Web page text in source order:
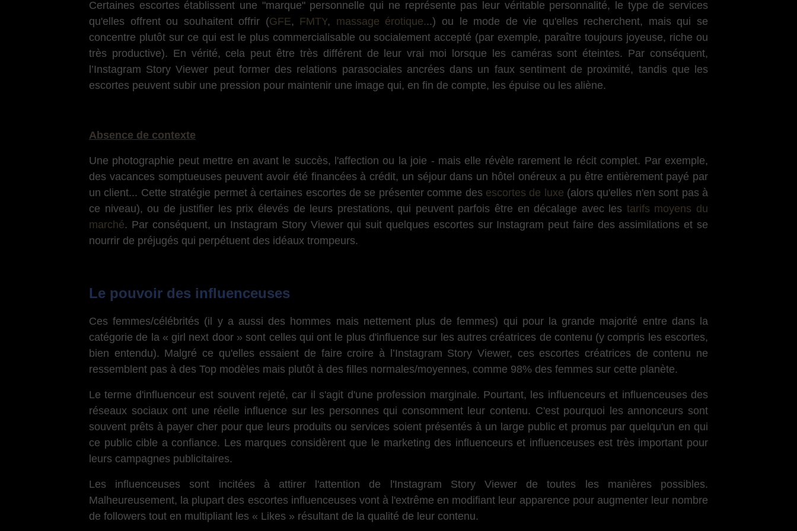
Certaines escortes établissent une "marque" personnelle qui ne représente pas leur véritable personnalité, le type de services
qu'elles offrent ou souhaitent offrir (GFE, FMTY, massage érotique...) ou le mode de vie qu'elles recherchent, mais qui se
concentre plutôt sur ce qui est le plus commercialisable ou socialement accepté (par exemple, paraître toujours joyeuse, riche ou
très productive). En vérité, cela peut être très différent de leur vrai moi lorsque les caméras sont éteintes. Par conséquent,
l’Instagram Story Viewer peut former des relations parasociales ancrées dans un faux sentiment de proximité, tandis que les
escortes peuvent subir une pression pour maintenir une image qui, en fin de compte, les épuise ou les aliène.
Absence de contexte
Une photographie peut mettre en avant le succès, l'affection ou la joie - mais elle révèle rarement le récit complet. Par exemple,
des vacances somptueuses peuvent avoir été financées à crédit, un séjour dans un hôtel onéreux a pu être entièrement payé par
un client... Cette stratégie permet à certaines escortes de se présenter comme des escortes de luxe (alors qu'elles n'en sont pas à
ce niveau), ou de justifier les prix élevés de leurs prestations, qui peuvent parfois être en décalage avec les tarifs moyens du
marché. Par conséquent, un Instagram Story Viewer qui suit quelques escortes sur Instagram peut faire des assimilations et se
nourrir de préjugés qui perpétuent des idéaux trompeurs.
Le pouvoir des influenceuses
Ces femmes/célébrités (il y a aussi des hommes mais nettement plus de femmes) qui pour la grande majorité entre dans la
catégorie de la « girl next door » sont celles qui ont le plus d'influence sur les autres créatrices de contenu (y compris les escortes,
bien entendu). Malgré ce qu'elles essaient de faire croire à l’Instagram Story Viewer, ces escortes créatrices de contenu ne
ressemblent pas à des Top modèles mais plutôt à des filles normales/moyennes, comme 98% des femmes sur cette planète.
Le terme d'influenceur est souvent rejeté, car il s'agit d'une profession marginale. Pourtant, les influenceurs et influenceuses des
réseaux sociaux ont une réelle influence sur les personnes qui consomment leur contenu. C'est pourquoi les annonceurs sont
souvent prêts à payer cher pour que leurs produits ou services soient présentés à un large public et promus par quelqu'un en qui
ce public cible a confiance. Les marques considèrent que le marketing des influenceurs et influenceuses est très important pour
leurs campagnes publicitaires.
Les influenceuses sont incitées à attirer l'attention de l'Instagram Story Viewer de toutes les manières possibles.
Malheureusement, la plupart des escortes influenceuses vont à l'extrême en modifiant leur apparence pour augmenter leur nombre
de followers tout en multipliant les « Likes » résultant de la qualité de leur contenu.